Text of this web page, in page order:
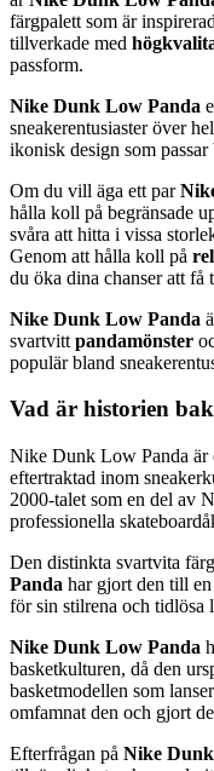
färgpalett som är
tillverkade med
passform.
Nike Dunk Low Panda
sneakerentusiaster över
ikonisk design som
Om du vill äga ett par
hålla koll på begränsade
svåra att hitta i vissa
Genom att hålla koll på
du öka dina chanser att få
Nike Dunk Low Panda
svartvitt pandamönster
populär bland
Vad är historien
Nike Dunk Low Panda är
eftertraktad inom
2000-talet som en del av
professionella
Den distinkta svartvita
Panda har gjort den till
för sin stilrena och tidlösa
Nike Dunk Low Panda
basketkulturen, då den
basketmodellen som
omfamnat den och gjort
Efterfrågan på Nike